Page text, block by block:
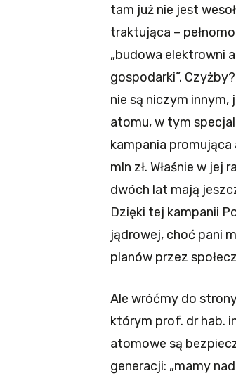
tam już nie jest
traktująca –
„budowa elektrowni
gospodarki”.
nie są niczym
atomu, w tym
kampania
mln zł. Właśnie w jej
dwóch lat mają
Dzięki tej kampanii
jądrowej, choć pani
planów przez
Ale wróćmy do
którym prof. dr hab.
atomowe są
generacji: „mamy